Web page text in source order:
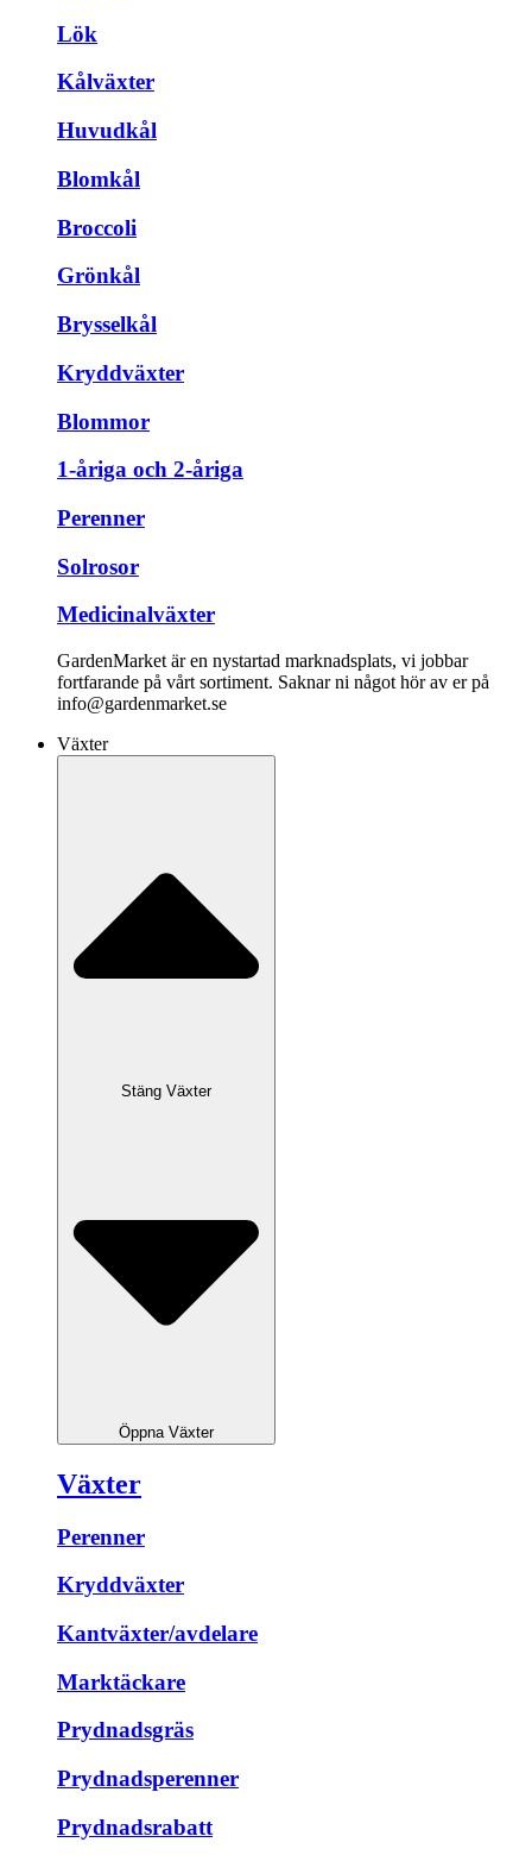
Lök
Kålväxter
Huvudkål
Blomkål
Broccoli
Grönkål
Brysselkål
Kryddväxter
Blommor
1-åriga och 2-åriga
Perenner
Solrosor
Medicinalväxter
GardenMarket är en nystartad marknadsplats, vi jobbar
fortfarande på vårt sortiment. Saknar ni något hör av er på
info@gardenmarket.se
Växter
Stäng Växter
Öppna Växter
Växter
Perenner
Kryddväxter
Kantväxter/avdelare
Marktäckare
Prydnadsgräs
Prydnadsperenner
Prydnadsrabatt